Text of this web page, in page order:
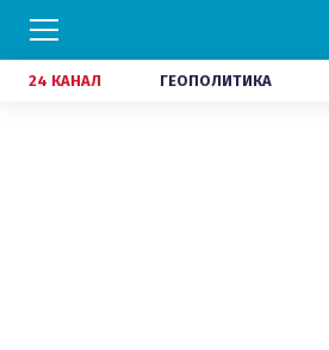
24 КАНАЛ ГЕОПОЛИТИКА